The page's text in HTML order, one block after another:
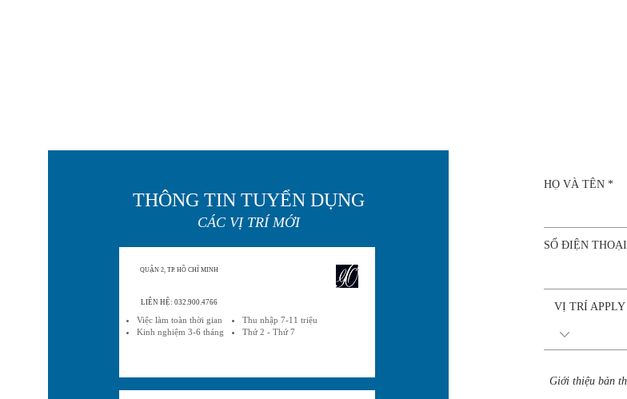
THÔNG TIN TUYỂN DỤNG
CÁC VỊ TRÍ MỚI
QUẬN 2, TP. HỒ CHÍ MINH
LIÊN HỆ: 032.900.4766
Việc làm toàn thời gian
Kinh nghiệm 3-6 tháng
Thu nhập 7-11 triệu
Thứ 2 - Thứ 7
HỌ VÀ TÊN
SỐ ĐIỆN THOẠI
VỊ TRÍ APPLY